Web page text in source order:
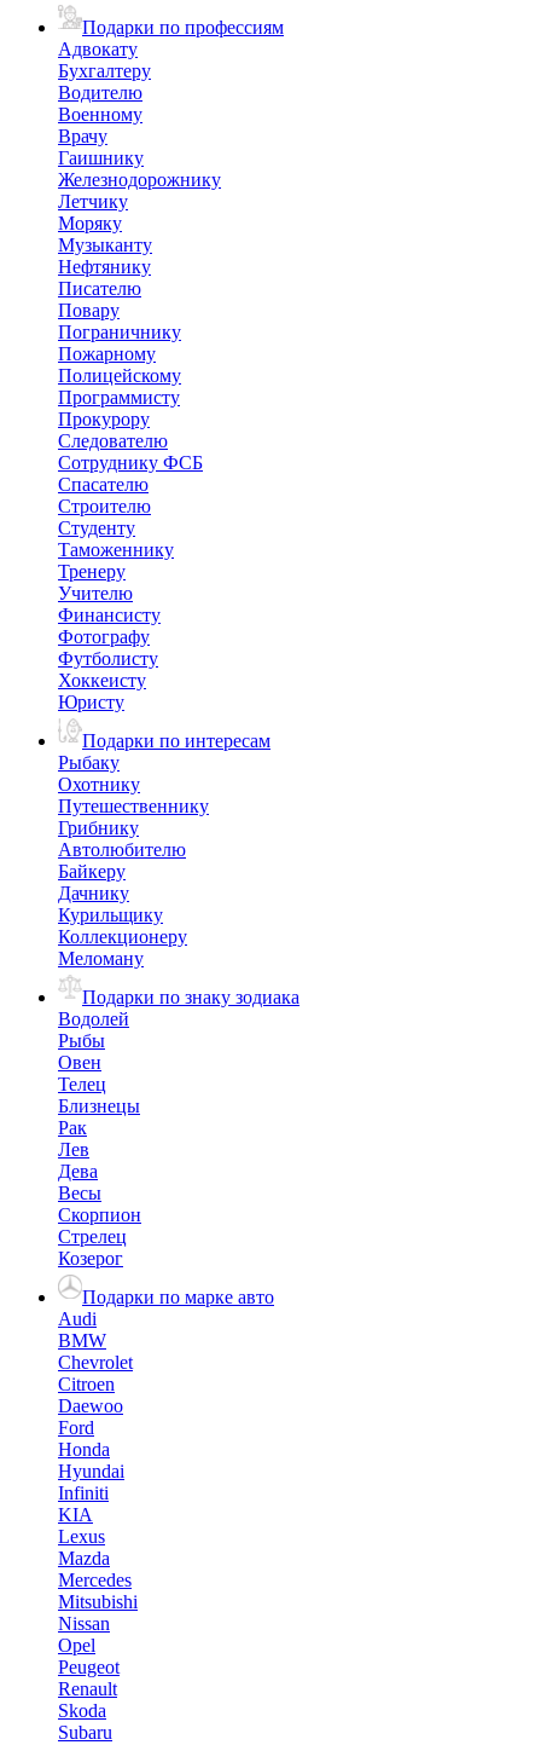
Подарки по профессиям
Адвокату
Бухгалтеру
Водителю
Военному
Врачу
Гаишнику
Железнодорожнику
Летчику
Моряку
Музыканту
Нефтянику
Писателю
Повару
Пограничнику
Пожарному
Полицейскому
Программисту
Прокурору
Следователю
Сотруднику ФСБ
Спасателю
Строителю
Студенту
Таможеннику
Тренеру
Учителю
Финансисту
Фотографу
Футболисту
Хоккеисту
Юристу
Подарки по интересам
Рыбаку
Охотнику
Путешественнику
Грибнику
Автолюбителю
Байкеру
Дачнику
Курильщику
Коллекционеру
Меломану
Подарки по знаку зодиака
Водолей
Рыбы
Овен
Телец
Близнецы
Рак
Лев
Дева
Весы
Скорпион
Стрелец
Козерог
Подарки по марке авто
Audi
BMW
Chevrolet
Citroen
Daewoo
Ford
Honda
Hyundai
Infiniti
KIA
Lexus
Mazda
Mercedes
Mitsubishi
Nissan
Opel
Peugeot
Renault
Skoda
Subaru